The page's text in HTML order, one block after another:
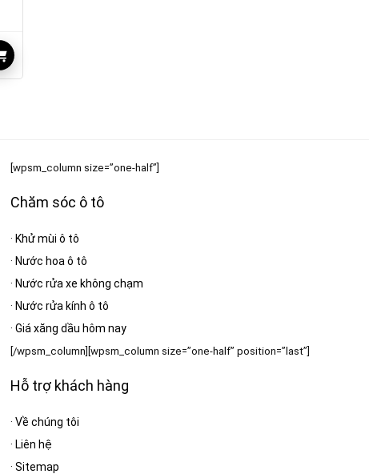
[wpsm_column size=”one-half”]
Chăm sóc ô tô
· Khử mùi ô tô
· Nước hoa ô tô
· Nước rửa xe không chạm
· Nước rửa kính ô tô
·Giá xăng dầu hôm nay
[/wpsm_column][wpsm_column size=”one-half” position=”last”]
Hỗ trợ khách hàng
·Về chúng tôi
· Liên hệ
·Sitemap